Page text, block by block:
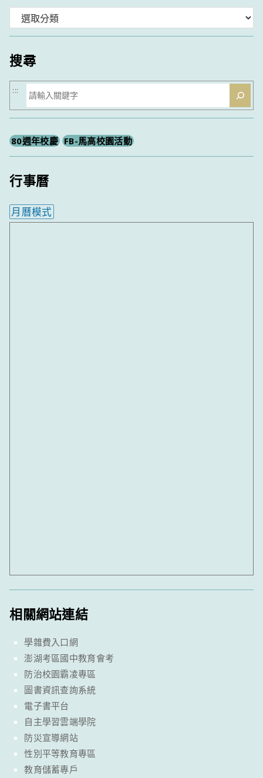
類
搜尋
搜
尋
:::
80週年校慶 FB-馬高校園活動
行事曆
月曆模式
相關網站連結
學雜費入口網
澎湖考區國中教育會考
防治校園霸凌專區
圖書資訊查詢系統
電子書平台
自主學習雲端學院
防災宣導網站
性別平等教育專區
教育儲蓄專戶